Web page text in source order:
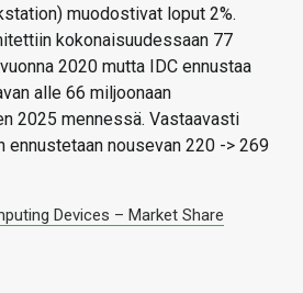
muodostivat loput 2%.
kokonaisuudessaan 77
2020 mutta IDC ennustaa
alle 66 miljoonaan
2025 mennessä. Vastaavasti
ennustetaan nousevan 220 -> 269
Devices – Market Share